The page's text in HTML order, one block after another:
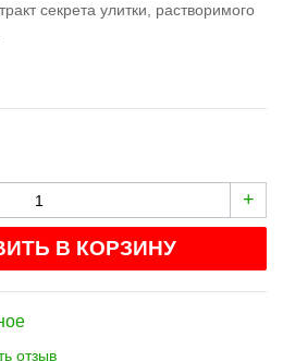
секрета улитки, растворимого
+
В КОРЗИНУ
отзыв